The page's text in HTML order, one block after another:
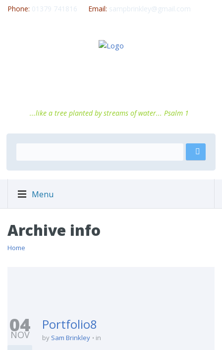
Phone: 01379 741816 Email: sampbrinkley@gmail.com
...like a tree planted by streams of water... Psalm 1
Menu
Archive info
Home
04
NOV
Portfolio8
by Sam Brinkley in